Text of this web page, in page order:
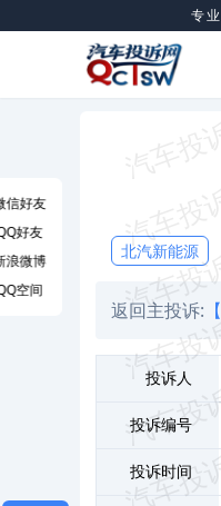
专
北汽新能源
返回主投诉:
投诉人
投诉编号
投诉时间
信好友
好友
浪微博
空间